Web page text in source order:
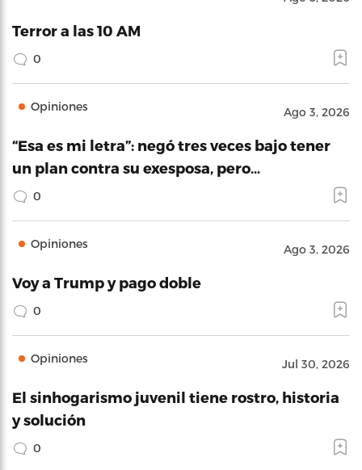
Terror a las 10 AM
0
Opiniones Ago 3, 2026
“Esa es mi letra”: negó tres veces bajo tener
un plan contra su exesposa, pero…
0
Opiniones Ago 3, 2026
Voy a Trump y pago doble
0
Opiniones Jul 30, 2026
El sinhogarismo juvenil tiene rostro, historia
y solución
0